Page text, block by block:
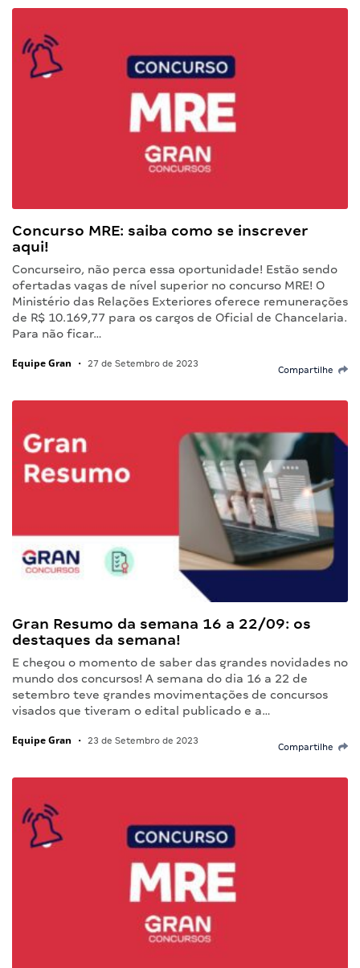
Concurso MRE: saiba como se inscrever
aqui!
Concurseiro, não perca essa oportunidade! Estão sendo
ofertadas vagas de nível superior no concurso MRE! O
Ministério das Relações Exteriores oferece remunerações
de R$ 10.169,77 para os cargos de Oficial de Chancelaria.
Para não ficar…
Equipe Gran • 27 de Setembro de 2023
Compartilhe
Gran Resumo da semana 16 a 22/09: os
destaques da semana!
E chegou o momento de saber das grandes novidades no
mundo dos concursos! A semana do dia 16 a 22 de
setembro teve grandes movimentações de concursos
visados que tiveram o edital publicado e a…
Equipe Gran • 23 de Setembro de 2023
Compartilhe